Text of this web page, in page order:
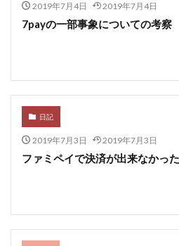
2019年7月4日 2019年7月4日
7payの一部事象についての考察
日記
2019年7月3日 2019年7月3日
ファミペイで決済が出来なかっ